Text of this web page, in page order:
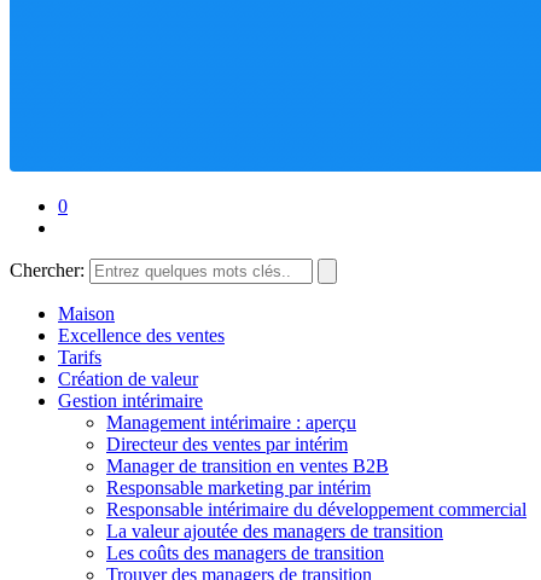
0
Chercher:
Maison
Excellence des ventes
Tarifs
Création de valeur
Gestion intérimaire
Management intérimaire : aperçu
Directeur des ventes par intérim
Manager de transition en ventes B2B
Responsable marketing par intérim
Responsable intérimaire du développement commercial
La valeur ajoutée des managers de transition
Les coûts des managers de transition
Trouver des managers de transition